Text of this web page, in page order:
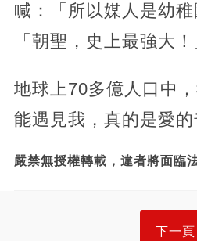
喊：「所以媒人是幼稚
「朝聖，史上最強大！
地球上70多億人口中
能遇見我，真的是愛
嚴禁無授權轉載，違者將面臨
下一頁